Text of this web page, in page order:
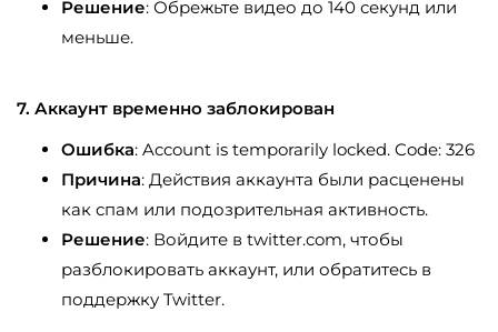
Решение: Обрежьте видео до 140 секунд или
меньше.
7. Аккаунт временно заблокирован
Ошибка: Account is temporarily locked. Code: 326
Причина: Действия аккаунта были расценены
как спам или подозрительная активность.
Решение: Войдите в twitter.com, чтобы
разблокировать аккаунт, или обратитесь в
поддержку Twitter.